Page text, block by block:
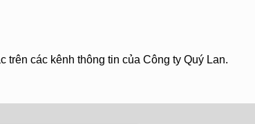
các kênh thông tin của Công ty Quý Lan.